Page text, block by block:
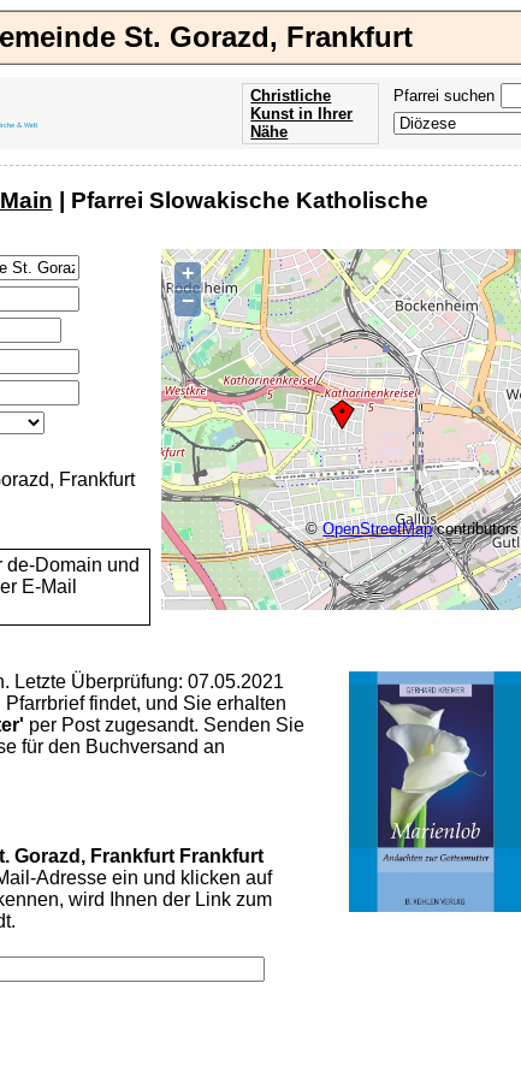
St. Gorazd, Frankfurt
Pfarrei suchen
Christliche
Kunst in Ihrer
Nähe
| Pfarrei Slowakische Katholische
+
−
©OpenStreetMapcontributors
Frankfurt
de-Domain und
E-Mail
Letzte Überprüfung: 07.05.2021
findet, und Sie erhalten
per Post zugesandt. Senden Sie
für den Buchversand an
Gorazd, Frankfurt Frankfurt
Adresse ein und klicken auf
wird Ihnen der Link zum